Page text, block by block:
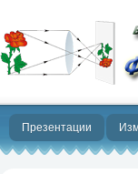
Нет предела
Презентации